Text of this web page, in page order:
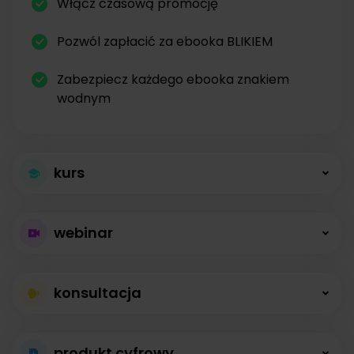
Pozwól zapłacić za ebooka BLIKIEM
Zabezpiecz każdego ebooka znakiem
wodnym
kurs
kursów
Kursy online z modułami, lekcjami, nagraniami i
opisami dostępne od zaraz.
webinar
bez limitów
konsultacja